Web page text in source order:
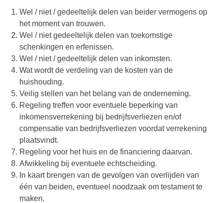
Wel / niet / gedeeltelijk delen van beider vermogens op
het moment van trouwen.
Wel / niet gedeeltelijk delen van toekomstige
schenkingen en erfenissen.
Wel / niet / gedeeltelijk delen van inkomsten.
Wat wordt de verdeling van de kosten van de
huishouding.
Veilig stellen van het belang van de onderneming.
Regeling treffen voor eventuele beperking van
inkomensverrekening bij bedrijfsverliezen en/of
compensatie van bedrijfsverliezen voordat verrekening
plaatsvindt.
Regeling voor het huis en de financiering daarvan.
Afwikkeling bij eventuele echtscheiding.
In kaart brengen van de gevolgen van overlijden van
één van beiden, eventueel noodzaak om testament te
maken.